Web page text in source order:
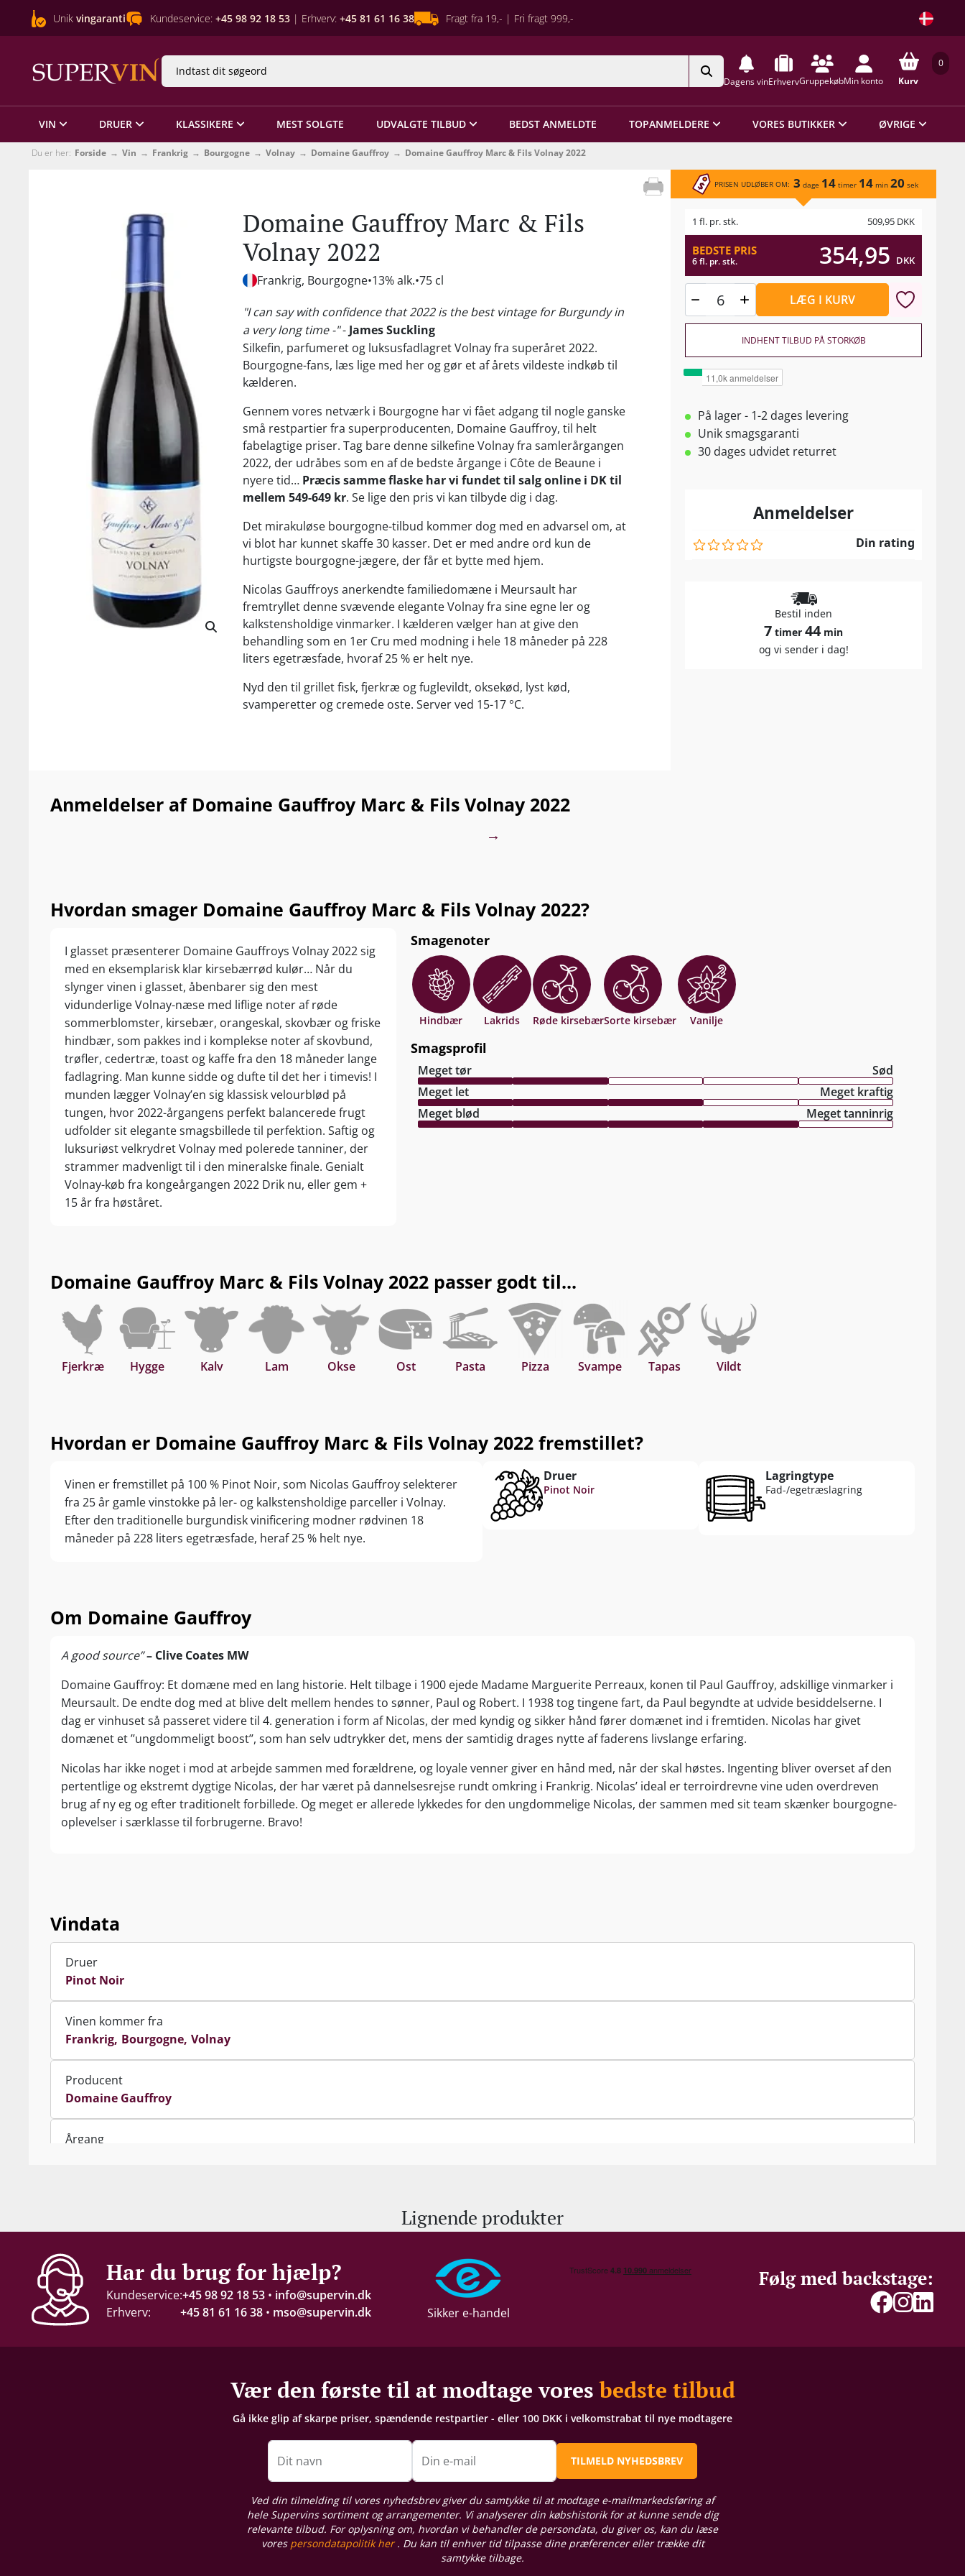
Unik vingaranti Kundeservice: +45 98 92 18 53 | Erhverv: +45 81 61 16 38 Fragt fra 19,- | Fri fragt 999,-
Dagens vinErhvervGruppekøbMin konto
0
Kurv
VIN DRUER KLASSIKERE MEST SOLGTE UDVALGTE TILBUD BEDST ANMELDTE TOPANMELDERE VORES BUTIKKER ØVRIGE
Du er her: Forside Vin Frankrig Bourgogne Volnay Domaine Gauffroy Domaine Gauffroy Marc & Fils Volnay 2022
Domaine Gauffroy Marc & Fils
Volnay 2022
Frankrig, Bourgogne 13% alk. 75 cl
"I can say with confidence that 2022 is the best vintage for Burgundy in
a very long time -"- James Suckling
Silkefin, parfumeret og luksusfadlagret Volnay fra superåret 2022.
Bourgogne-fans, læs lige med her og gør et af årets vildeste indkøb til
kælderen.
Gennem vores netværk i Bourgogne har vi fået adgang til nogle ganske
små restpartier fra superproducenten, Domaine Gauffroy, til helt
fabelagtige priser. Tag bare denne silkefine Volnay fra samlerårgangen
2022, der udråbes som en af de bedste årgange i Côte de Beaune i
nyere tid… Præcis samme flaske har vi fundet til salg online i DK til
mellem 549-649 kr. Se lige den pris vi kan tilbyde dig i dag.
Det mirakuløse bourgogne-tilbud kommer dog med en advarsel om, at
vi blot har kunnet skaffe 30 kasser. Det er med andre ord kun de
hurtigste bourgogne-jægere, der får et bytte med hjem.
Nicolas Gauffroys anerkendte familiedomæne i Meursault har
fremtryllet denne svævende elegante Volnay fra sine egne ler og
kalkstensholdige vinmarker. I kælderen vælger han at give den
behandling som en 1er Cru med modning i hele 18 måneder på 228
liters egetræsfade, hvoraf 25 % er helt nye.
Nyd den til grillet fisk, fjerkræ og fuglevildt, oksekød, lyst kød,
svamperetter og cremede oste. Server ved 15-17 °C.
PRISEN UDLØBER OM: 3 dage 14 timer 14 min 20 sek
1 fl. pr. stk. 509,95 DKK
BEDSTE PRIS
6 fl. pr. stk. 354,95 DKK
LÆG I KURV
INDHENT TILBUD PÅ STORKØB
På lager - 1-2 dages levering
Unik smagsgaranti
30 dages udvidet returret
Anmeldelser
Din rating
Bestil inden
7 timer 44 min
og vi sender i dag!
Anmeldelser af Domaine Gauffroy Marc & Fils Volnay 2022
→
Hvordan smager Domaine Gauffroy Marc & Fils Volnay 2022?
I glasset præsenterer Domaine Gauffroys Volnay 2022 sig
med en eksemplarisk klar kirsebærrød kulør… Når du
slynger vinen i glasset, åbenbarer sig den mest
vidunderlige Volnay-næse med liflige noter af røde
sommerblomster, kirsebær, orangeskal, skovbær og friske
hindbær, som pakkes ind i komplekse noter af skovbund,
trøfler, cedertræ, toast og kaffe fra den 18 måneder lange
fadlagring. Man kunne sidde og dufte til det her i timevis! I
munden lægger Volnay’en sig klassisk velourblød på
tungen, hvor 2022-årgangens perfekt balancerede frugt
udfolder sit elegante smagsbillede til perfektion. Saftig og
luksuriøst velkrydret Volnay med polerede tanniner, der
strammer madvenligt til i den mineralske finale. Genialt
Volnay-køb fra kongeårgangen 2022 Drik nu, eller gem +
15 år fra høståret.
Smagenoter
Hindbær Lakrids Røde kirsebærSorte kirsebær Vanilje
Smagsprofil
Meget tør
Sød
Meget let
Meget kraftig
Meget blød
Meget tanninrig
Domaine Gauffroy Marc & Fils Volnay 2022 passer godt til...
Fjerkræ Hygge Kalv Lam Okse Ost Pasta Pizza Svampe Tapas Vildt
Hvordan er Domaine Gauffroy Marc & Fils Volnay 2022 fremstillet?
Vinen er fremstillet på 100 % Pinot Noir, som Nicolas Gauffroy selekterer
fra 25 år gamle vinstokke på ler- og kalkstensholdige parceller i Volnay.
Efter den traditionelle burgundisk vinificering modner rødvinen 18
måneder på 228 liters egetræsfade, heraf 25 % helt nye.
Druer
Pinot Noir
Lagringtype
Fad-/egetræslagring
Om Domaine Gauffroy
A good source”– Clive Coates MW
Domaine Gauffroy: Et domæne med en lang historie. Helt tilbage i 1900 ejede Madame Marguerite Perreaux, konen til Paul Gauffroy, adskillige vinmarker i
Meursault. De endte dog med at blive delt mellem hendes to sønner, Paul og Robert. I 1938 tog tingene fart, da Paul begyndte at udvide besiddelserne. I
dag er vinhuset så passeret videre til 4. generation i form af Nicolas, der med kyndig og sikker hånd fører domænet ind i fremtiden. Nicolas har givet
domænet et ’’ungdommeligt boost’’, som han selv udtrykker det, mens der samtidig drages nytte af faderens livslange erfaring.
Nicolas har ikke noget i mod at arbejde sammen med forældrene, og loyale venner giver en hånd med, når der skal høstes. Ingenting bliver overset af den
pertentlige og ekstremt dygtige Nicolas, der har været på dannelsesrejse rundt omkring i Frankrig. Nicolas’ ideal er terroirdrevne vine uden overdreven
brug af ny eg og efter traditionelt forbillede. Og meget er allerede lykkedes for den ungdommelige Nicolas, der sammen med sit team skænker bourgogne-
oplevelser i særklasse til forbrugerne. Bravo!
Vindata
Druer
Pinot Noir
Vinen kommer fra
Frankrig Bourgogne Volnay
Producent
Domaine Gauffroy
Årgang
Alkohol-%
13 %
Servering
Lignende produkter
Har du brug for hjælp?
Kundeservice:+45 98 92 18 53 • info@supervin.dk
Erhverv:
+45 81 61 16 38 • mso@supervin.dk Sikker e-handel
Følg med backstage:
Vær den første til at modtage voresbedste tilbud
Gå ikke glip af skarpe priser, spændende restpartier - eller 100 DKK i velkomstrabat til nye modtagere
Dit navn Din e-mail TILMELD NYHEDSBREV
Ved din tilmelding til vores nyhedsbrev giver du samtykke til at modtage e-mailmarkedsføring af
hele Supervins sortiment og arrangementer. Vi analyserer din købshistorik for at kunne sende dig
relevante tilbud. For oplysning om, hvordan vi behandler de persondata, du giver os, kan du læse
vores persondatapolitik her. Du kan til enhver tid tilpasse dine præferencer eller trække dit
samtykke tilbage.